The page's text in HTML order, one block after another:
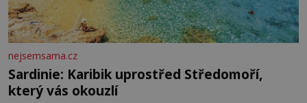
nejsemsama.cz
Sardinie: Karibik uprostřed Středomoří,
který vás okouzlí